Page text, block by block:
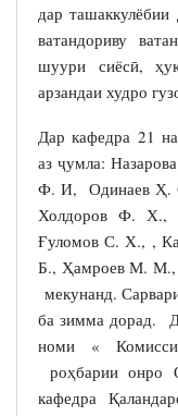
дар ташаккулёбии
ватандориву
шуури сиёсӣ,
арзандаи худро
Дар кафедра 21
аз ҷумла:
Ф. И, Одинаев Ҳ.
Холдоров Ф.
Ғуломов С. Х., ,
Б., Ҳамроев М. М.,
мекунанд.
ба зимма дорад.
номи «
роҳбарии онро
кафедра